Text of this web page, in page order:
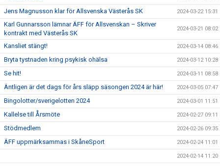
Jens Magnusson klar för Allsvenska Västerås SK 2024-03-22 15:31
Karl Gunnarsson lämnar ÄFF för Allsvenskan – Skriver
kontrakt med Västerås SK
2024-03-21 08:02
Kansliet stängt! 2024-03-14 08:46
Bryta tystnaden kring psykisk ohälsa 2024-03-12 10:28
Se hit! 2024-03-11 08:58
Äntligen är det dags för års släpp säsongen 2024 är här! 2024-03-05 07:47
Bingolotter/sverigelotten 2024 2024-03-01 11:51
Kallelse till Årsmöte 2024-02-27 09:11
Stödmedlem 2024-02-26 09:35
ÄFF uppmärksammas i SkåneSport 2024-02-24 11:01
2024-02-14 11:20